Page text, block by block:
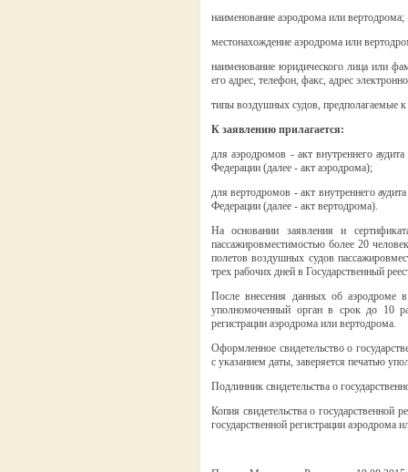
наименование аэродрома или вертодрома;
местонахождение аэродрома или
наименование юридического лица или
его адрес, телефон, факс, адрес
типы воздушных судов, предполагаемые
К заявлению прилагается:
для аэродромов - акт внутреннего
Федерации (далее - акт аэродрома);
для вертодромов - акт внутреннего
Федерации (далее - акт вертодрома).
На основании заявления и
пассажировместимостью более 20
полетов воздушных судов
трех рабочих дней в Государственный
После внесения данных об аэродроме в
уполномоченный орган в срок до 10
регистрации аэродрома или вертодрома.
Оформленное свидетельство о
с указанием даты, заверяется печатью
Подлинник свидетельства о
Копия свидетельства о государственной
государственной регистрации аэродрома